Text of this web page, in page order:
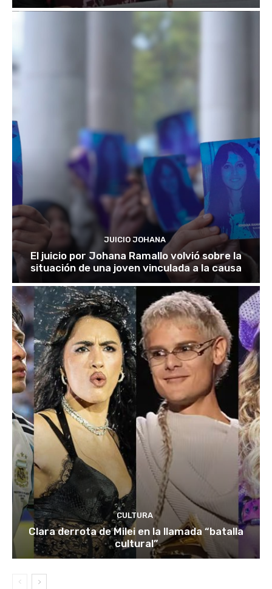
JUICIO JOHANA
El juicio por Johana Ramallo volvió sobre la
situación de una joven vinculada a la causa
CULTURA
Clara derrota de Milei en la llamada “batalla
cultural”